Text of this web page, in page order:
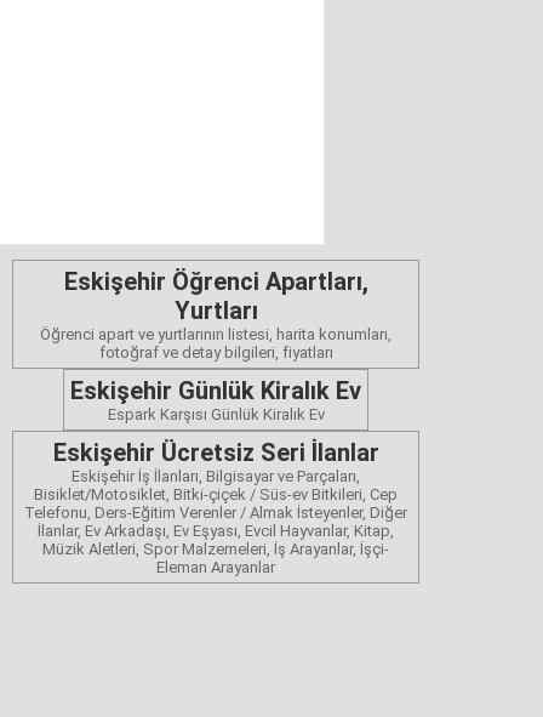
Eskişehir Öğrenci Apartları,
Yurtları
Öğrenci apart ve yurtlarının listesi, harita konumları,
fotoğraf ve detay bilgileri, fiyatları
Eskişehir Günlük Kiralık Ev
Espark Karşısı Günlük Kiralık Ev
Eskişehir Ücretsiz Seri İlanlar
Eskişehir İş İlanları, Bilgisayar ve Parçaları,
Bisiklet/Motosiklet, Bitki-çiçek / Süs-ev Bitkileri, Cep
Telefonu, Ders-Eğitim Verenler / Almak İsteyenler, Diğer
İlanlar, Ev Arkadaşı, Ev Eşyası, Evcil Hayvanlar, Kitap,
Müzik Aletleri, Spor Malzemeleri, İş Arayanlar, İşçi-
Eleman Arayanlar